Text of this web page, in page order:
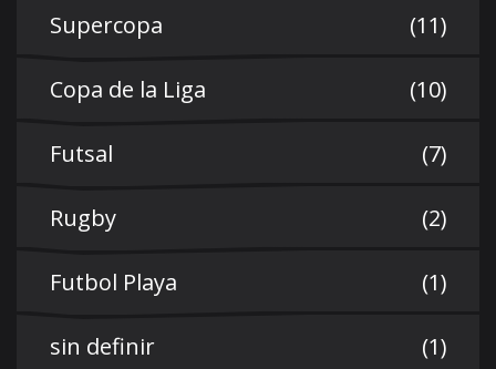
Supercopa (11)
Copa de la Liga (10)
Futsal (7)
Rugby (2)
Futbol Playa (1)
sin definir (1)